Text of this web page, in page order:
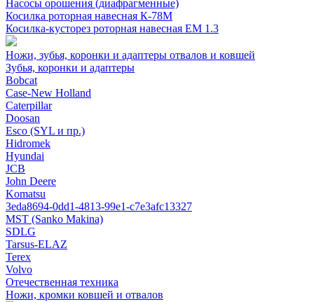
Насосы орошения (диафрагменные)
Косилка роторная навесная К-78М
Косилка-кусторез роторная навесная ЕМ 1.3
Ножи, зубья, коронки и адаптеры отвалов и ковшей
Зубья, коронки и адаптеры
Bobcat
Case-New Holland
Caterpillar
Doosan
Esco (SYL и пр.)
Hidromek
Hyundai
JCB
John Deere
Komatsu
3eda8694-0dd1-4813-99e1-c7e3afc13327
MST (Sanko Makina)
SDLG
Tarsus-ELAZ
Terex
Volvo
Отечественная техника
Ножи, кромки ковшей и отвалов